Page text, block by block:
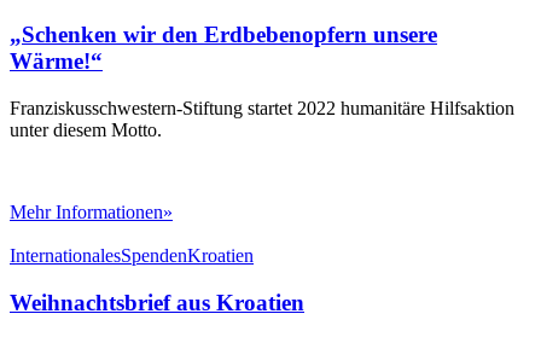
„Schenken wir den Erdbebenopfern unsere
Wärme!“
Franziskusschwestern-Stiftung startet 2022 humanitäre Hilfsaktion
unter diesem Motto.
Mehr Informationen»
InternationalesSpendenKroatien
Weihnachtsbrief aus Kroatien